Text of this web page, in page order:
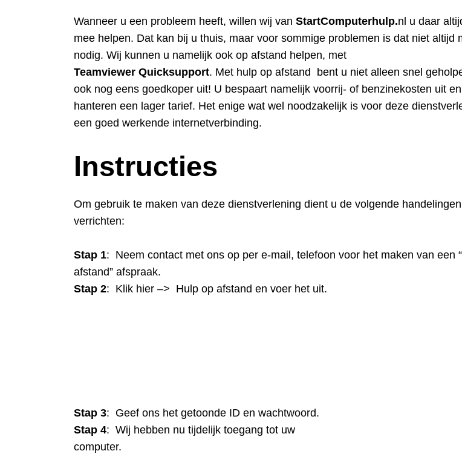
Wanneer u een probleem heeft, willen wij van StartComputerhulp.nl u daar
mee helpen. Dat kan bij u thuis, maar voor sommige problemen is dat niet altijd
nodig. Wij kunnen u namelijk ook op afstand helpen, met
Teamviewer Quicksupport. Met hulp op afstand bent u niet alleen snel
ook nog eens goedkoper uit! U bespaart namelijk voorrij- of benzinekosten uit
hanteren een lager tarief. Het enige wat wel noodzakelijk is voor deze
een goed werkende internetverbinding.
Instructies
Om gebruik te maken van deze dienstverlening dient u de volgende
verrichten:
Stap 1: Neem contact met ons op per e-mail, telefoon voor het maken van een
afstand” afspraak.
Stap 2: Klik hier –> Hulp op afstand en voer het uit.
Stap 3: Geef ons het getoonde ID en wachtwoord.
Stap 4: Wij hebben nu tijdelijk toegang tot uw
computer.